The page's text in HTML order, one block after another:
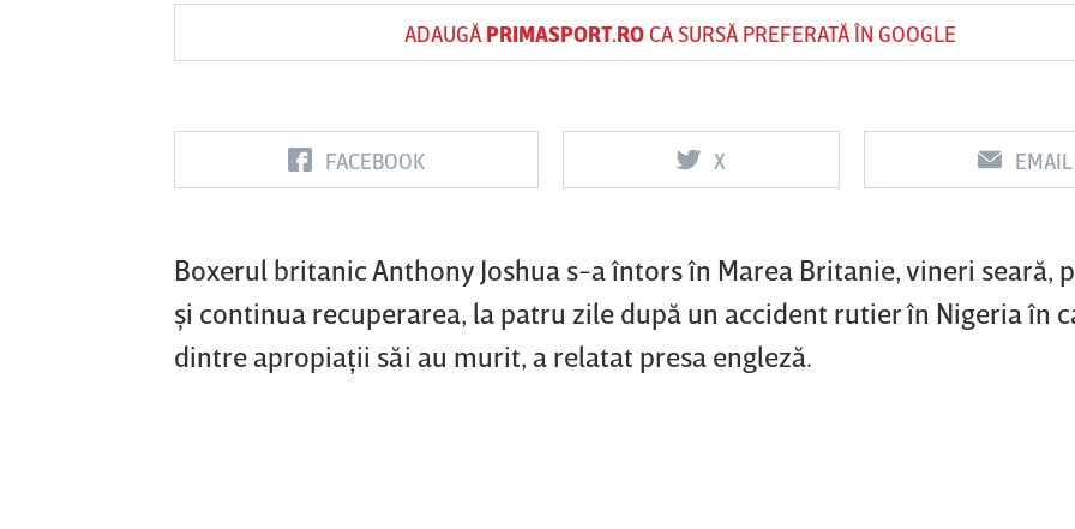
ADAUGĂ PRIMASPORT.ROCA SURSĂ PREFERATĂ ÎN GOOGLE
FACEBOOK X EMAIL
Boxerul britanic Anthony Joshua s-a întors în Marea Britanie, vineri seară,
şi continua recuperarea, la patru zile după un accident rutier în Nigeria în
dintre apropiaţii săi au murit, a relatat presa engleză.
FC Botoşani
Vs
Corvinul
Hunedoara
Sepsi OSK Sf
Vs
FCSB UTA Arad
0
Vs
Rapid
0